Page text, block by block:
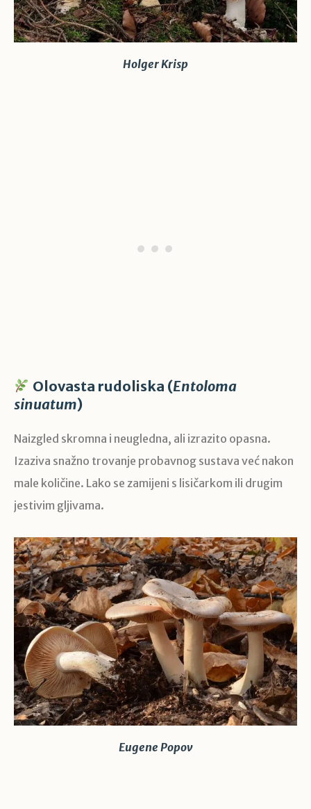
Holger Krisp
Olovasta rudoliska (Entoloma
sinuatum)
Naizgled skromna i neugledna, ali izrazito opasna.
Izaziva snažno trovanje probavnog sustava već nakon
male količine. Lako se zamijeni s lisičarkom ili drugim
jestivim gljivama.
Eugene Popov